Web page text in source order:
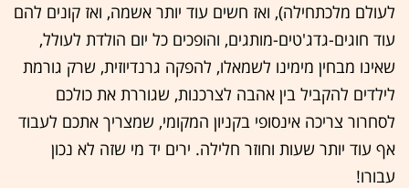
לעולם מלכתחילה), ואז חשים עוד יותר אשמה, ואז קונים להם
עוד חוגים-גדג'טים-מותגים, והופכים כל יום הולדת לעולל,
שאינו מבחין מימינו לשמאלו, להפקה גרנדיוזית, שרק גורמת
לילדים להקביל בין אהבה לצרכנות, שגוררת את כולכם
לסחרור צריכה אינסופי בקניון המקומי, שמצריך אתכם לעבוד
אף עוד יותר שעות וחוזר חלילה. ירים יד מי שזה לא נכון
עבורו!